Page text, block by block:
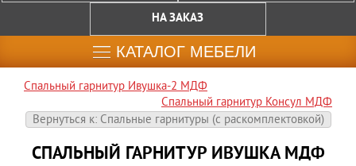
НА ЗАКАЗ
КАТАЛОГ МЕБЕЛИ
Спальный гарнитур Ивушка-2 МДФ
Спальный гарнитур Консул МДФ
Вернуться к: Спальные гарнитуры (c раскомплектовкой)
СПАЛЬНЫЙ ГАРНИТУР ИВУШКА МДФ